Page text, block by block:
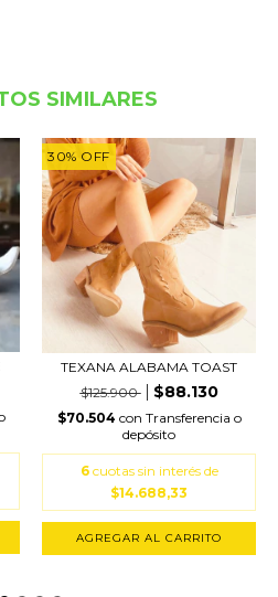
SIMILARES
30% OFF
TEXANA ALABAMA TOAST
$125.900
$88.130
$70.504 con Transferencia o
depósito
6 cuotas sin interés de
$14.688,33
AGREGAR AL CARRITO